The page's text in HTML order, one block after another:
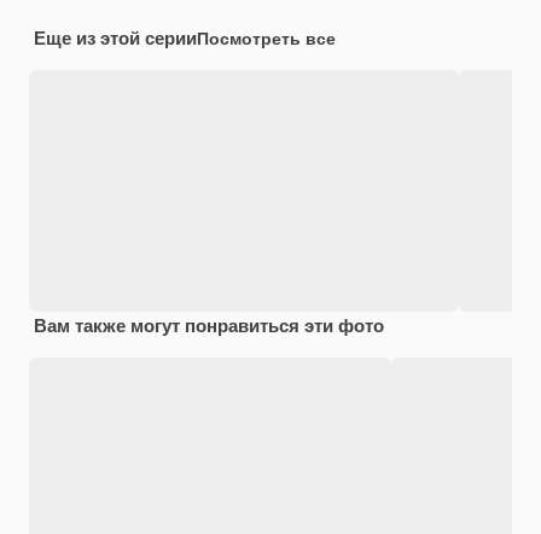
Еще из этой серииПосмотреть все
Вам также могут понравиться эти фото